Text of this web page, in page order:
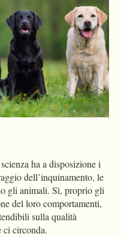
ha a disposizione i
dell’inquinamento, le
gli animali. Sì, proprio gli
del loro comportamenti,
sulla qualità
ci circonda.